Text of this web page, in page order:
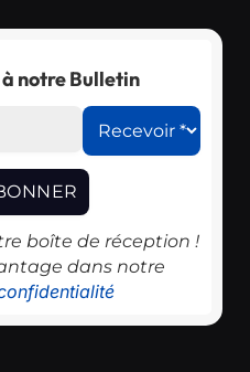
notre Bulletin
boîte de réception !
dans notre